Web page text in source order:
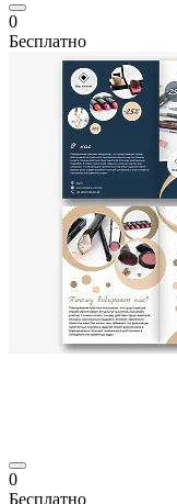
0
Бесплатно
0
Бесплатно